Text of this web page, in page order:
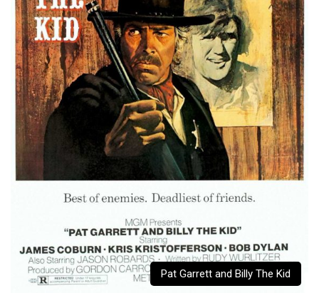
Pat Garrett and Billy The Kid